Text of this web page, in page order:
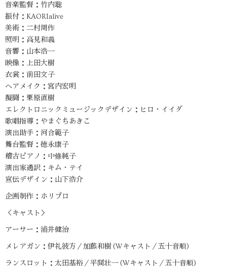
音楽監督：竹内聡
振付：KAORIalive
美術：二村周作
照明：高見和義
音響：山本浩一
映像：上田大樹
衣裳：前田文子
ヘアメイク：宮内宏明
擬闘：栗原直樹
エレクトロニックミュージックデザイン：ヒロ・イイダ
歌唱指導：やまぐちあきこ
演出助手：河合範子
舞台監督：徳永康子
稽古ピアノ：中條純子
演出家通訳：キム・テイ
宣伝デザイン：山下浩介
企画制作：ホリプロ
＜キャスト＞
アーサー：浦井健治
メレアガン：伊礼彼方／加藤和樹 (Wキャスト／五十音順)
ランスロット：太田基裕／平間壮一 (Wキャスト／五十音順)